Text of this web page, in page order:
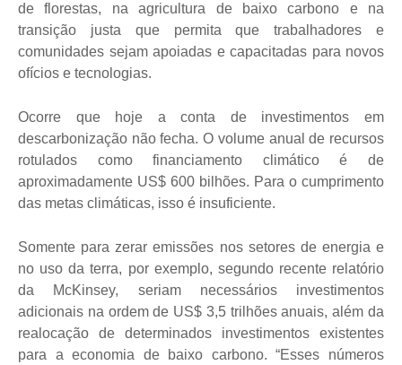
de florestas, na agricultura de baixo carbono e na
transição justa que permita que trabalhadores e
comunidades sejam apoiadas e capacitadas para novos
ofícios e tecnologias.
Ocorre que hoje a conta de investimentos em
descarbonização não fecha. O volume anual de recursos
rotulados como financiamento climático é de
aproximadamente US$ 600 bilhões. Para o cumprimento
das metas climáticas, isso é insuficiente.
Somente para zerar emissões nos setores de energia e
no uso da terra, por exemplo, segundo recente relatório
da McKinsey, seriam necessários investimentos
adicionais na ordem de US$ 3,5 trilhões anuais, além da
realocação de determinados investimentos existentes
para a economia de baixo carbono. “Esses números